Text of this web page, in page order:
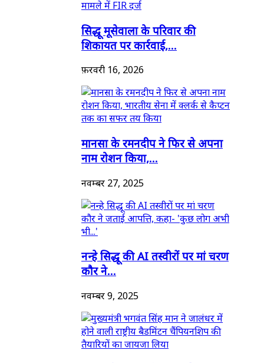
सिद्धू मूसेवाला के परिवार की
शिकायत पर कार्रवाई,...
फ़रवरी 16, 2026
मानसा के रमनदीप ने फिर से अपना
नाम रोशन किया,...
नवम्बर 27, 2025
नन्हे सिद्धू की AI तस्वीरों पर मां चरण
कौर ने...
नवम्बर 9, 2025